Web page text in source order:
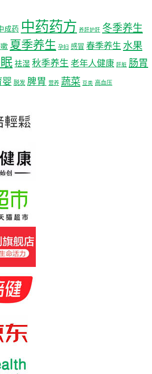
成药 中药药方 养肝护肝 冬季养生
夏季养生 孕妇 感冒 春季养生 水果
祛湿 秋季养生 老年人健康 肝脏 肠胃
婴 脱发 脾胃 营养 蔬菜 豆类 高血压